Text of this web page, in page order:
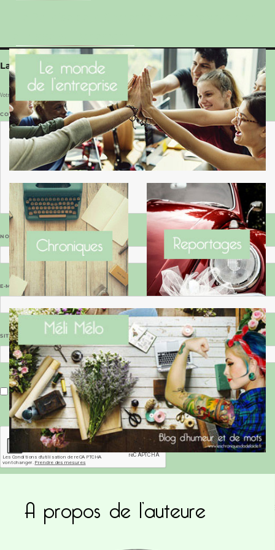
Laisser un commentaire
Votre adresse e-mail ne sera pas publiée. Les champs obligatoires sont indiqués avec*
COMMENTAIRE
NOM
E-MAIL *
SITE WEB
Enregistrer mon nom, mon e-mail et mon site dans le navigateur pour mon prochain commentaire.
Ce site utilise Akismet pour réduire les
commentaires sont traitées
A propos de l’auteure